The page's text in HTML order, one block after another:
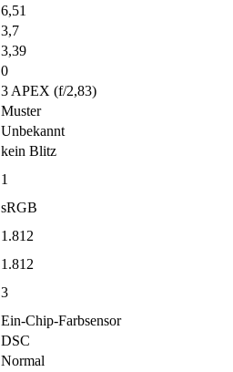
6,51
3,7
3,39
0
3 APEX (f/2,83)
Muster
Unbekannt
kein Blitz
1
sRGB
1.812
1.812
3
Ein-Chip-Farbsensor
DSC
Normal